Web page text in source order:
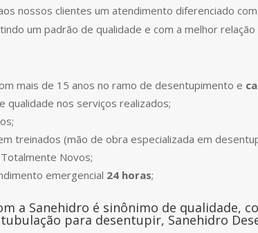
nossos clientes um atendimento diferenciado
um padrão de qualidade e com a melhor
mais de 15 anos no ramo de desentupimento e
qualidade nos serviços realizados;
treinados (mão de obra especializada em
Novos;
emergencial 24 horas;
a Sanehidro é sinônimo de qualidade,
tubulação para desentupir, Sanehidro